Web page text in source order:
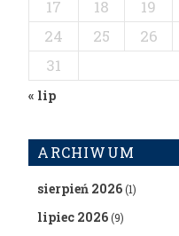
17
18 19
24
25 26
31
« lip
ARCHIWUM
sierpień 2026(1)
lipiec 2026(9)